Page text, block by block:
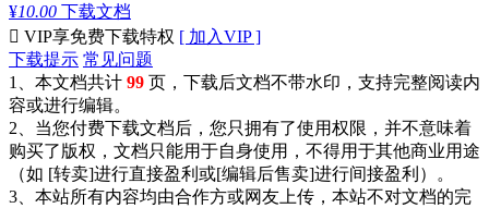
¥10.00 下载文档
 VIP享免费下载特权 [ 加入VIP ]
下载提示 常见问题
1、本文档共计 99 页，下载后文档不带水印，支持完整阅读内
容或进行编辑。
2、当您付费下载文档后，您只拥有了使用权限，并不意味着
购买了版权，文档只能用于自身使用，不得用于其他商业用途
（如 [转卖]进行直接盈利或[编辑后售卖]进行间接盈利）。
3、本站所有内容均由合作方或网友上传，本站不对文档的完